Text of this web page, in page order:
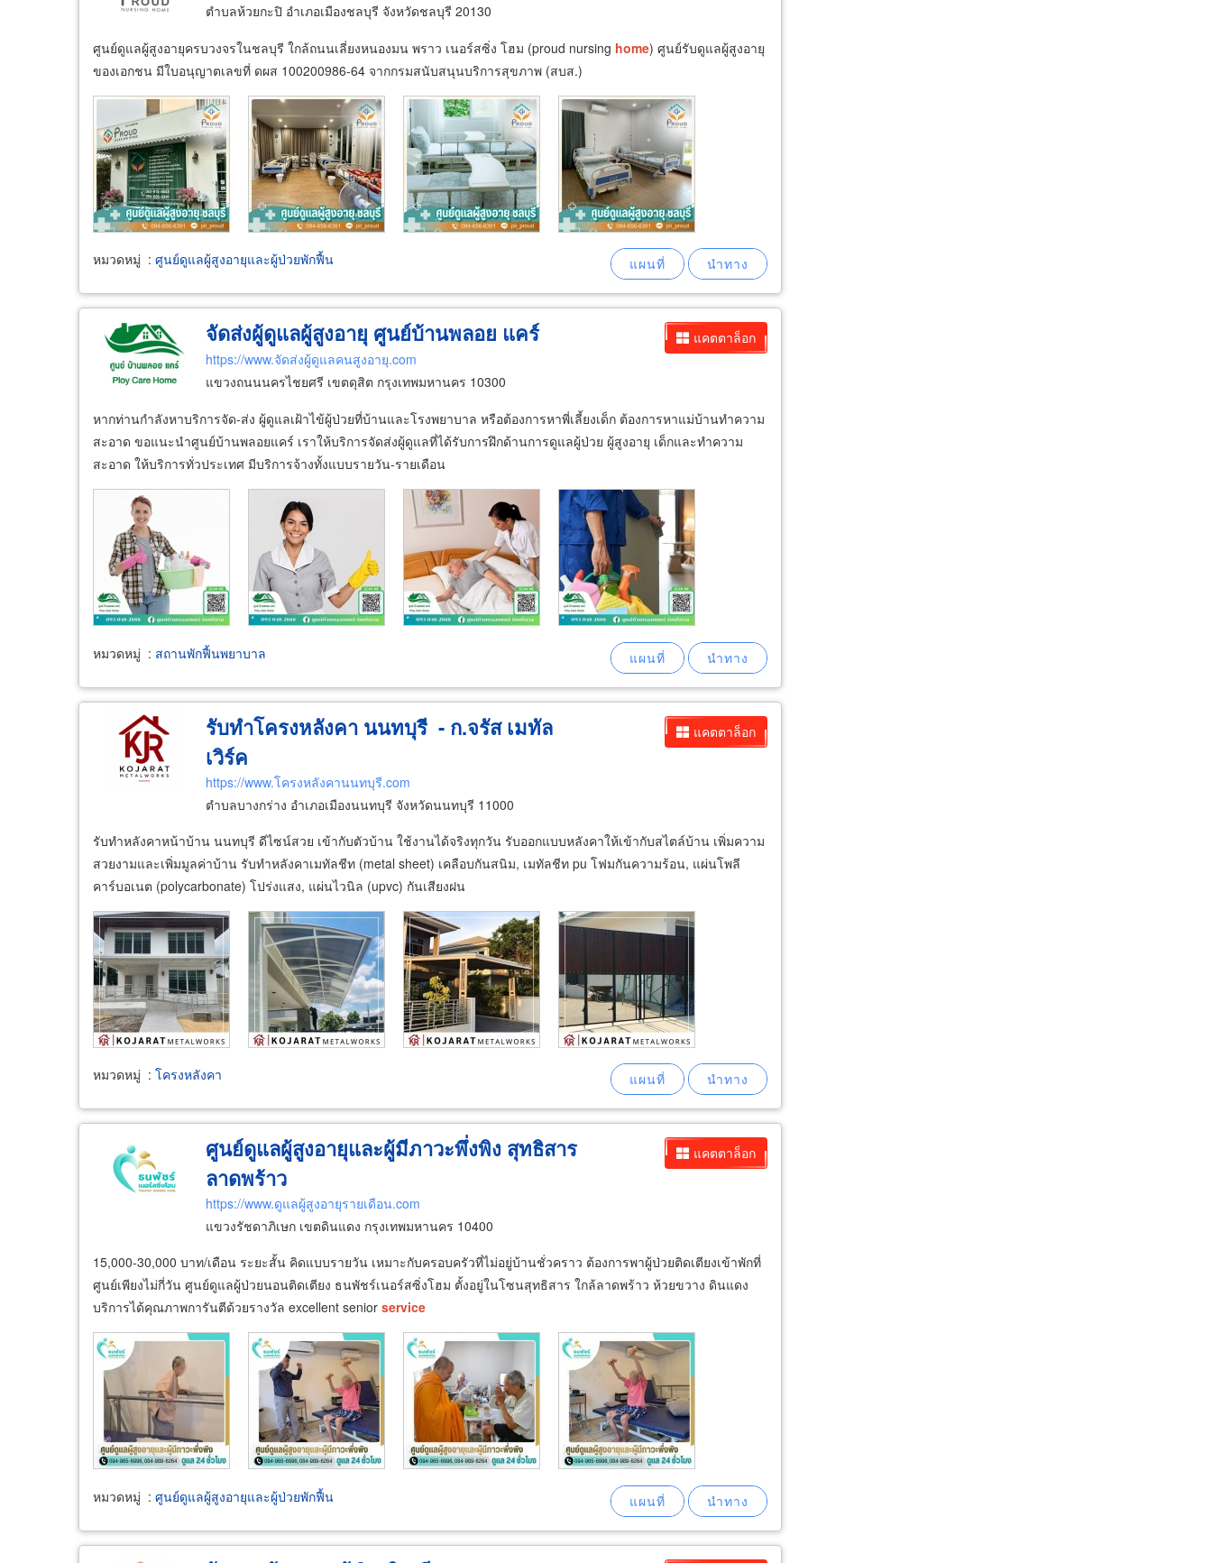
ตำบลห้วยกะปิ อำเภอเมืองชลบุรี จังหวัดชลบุรี 20130
ศูนย์ดูแลผู้สูงอายุครบวงจรในชลบุรี ใกล้ถนนเลี่ยงหนองมน พราว เนอร์สซิ่ง โฮม (proud nursing home) ศูนย์รับดูแลผู้สูงอายุ
ของเอกชน มีใบอนุญาตเลขที่ ดผส 100200986-64 จากกรมสนับสนุนบริการสุขภาพ (สบส.)
หมวดหมู่ : ศูนย์ดูแลผู้สูงอายุและผู้ป่วยพักฟื้น
แคตตาล็อก
จัดส่งผู้ดูแลผู้สูงอายุ ศูนย์บ้านพลอย แคร์
https://www.จัดส่งผู้ดูแลคนสูงอายุ.com
แขวงถนนนครไชยศรี เขตดุสิต กรุงเทพมหานคร 10300
หากท่านกำลังหาบริการจัด-ส่ง ผู้ดูแลเฝ้าไข้ผู้ป่วยที่บ้านและโรงพยาบาล หรือต้องการหาพี่เลี้ยงเด็ก ต้องการหาแม่บ้านทำความ
สะอาด ขอแนะนำศูนย์บ้านพลอยแคร์ เราให้บริการจัดส่งผู้ดูแลที่ได้รับการฝึกด้านการดูแลผู้ป่วย ผู้สูงอายุ เด็กและทำความ
สะอาด ให้บริการทั่วประเทศ มีบริการจ้างทั้งแบบรายวัน-รายเดือน
หมวดหมู่ : สถานพักฟื้นพยาบาล
แคตตาล็อก
รับทำโครงหลังคา นนทบุรี - ก.จรัส เมทัล
เวิร์ค
https://www.โครงหลังคานนทบุรี.com
ตำบลบางกร่าง อำเภอเมืองนนทบุรี จังหวัดนนทบุรี 11000
รับทำหลังคาหน้าบ้าน นนทบุรี ดีไซน์สวย เข้ากับตัวบ้าน ใช้งานได้จริงทุกวัน รับออกแบบหลังคาให้เข้ากับสไตล์บ้าน เพิ่มความ
สวยงามและเพิ่มมูลค่าบ้าน รับทำหลังคาเมทัลชีท (metal sheet) เคลือบกันสนิม, เมทัลชีท pu โฟมกันความร้อน, แผ่นโพลี
คาร์บอเนต (polycarbonate) โปร่งแสง, แผ่นไวนิล (upvc) กันเสียงฝน
หมวดหมู่ : โครงหลังคา
แคตตาล็อก
ศูนย์ดูแลผู้สูงอายุและผู้มีภาวะพึ่งพิง สุทธิสาร
ลาดพร้าว
https://www.ดูแลผู้สูงอายุรายเดือน.com
แขวงรัชดาภิเษก เขตดินแดง กรุงเทพมหานคร 10400
15,000-30,000 บาท/เดือน ระยะสั้น คิดแบบรายวัน เหมาะกับครอบครัวที่ไม่อยู่บ้านชั่วคราว ต้องการพาผู้ป่วยติดเตียงเข้าพักที่
ศูนย์เพียงไม่กี่วัน ศูนย์ดูแลผู้ป่วยนอนติดเตียง ธนพัชร์เนอร์สซิ่งโฮม ตั้งอยู่ในโซนสุทธิสาร ใกล้ลาดพร้าว ห้วยขวาง ดินแดง
บริการได้คุณภาพการันตีด้วยรางวัล excellent senior service
หมวดหมู่ : ศูนย์ดูแลผู้สูงอายุและผู้ป่วยพักฟื้น